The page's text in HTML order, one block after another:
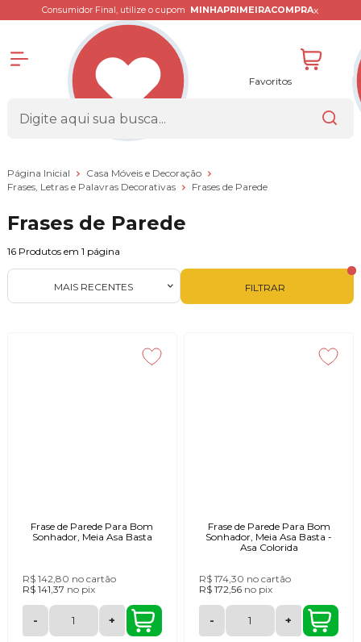
Consumidor Final, utilize o cupom MINHAPRIMEIRACOMPRAx
Favoritos
Página Inicial
Casa Móveis e Decoração
Frases, Letras e Palavras Decorativas
Frases de Parede
Frases de Parede
16 Produtos em 1 página
FILTRAR
MAIS RECENTES
Frase de Parede Para Bom
Sonhador, Meia Asa Basta
R$ 142,80 no cartão
R$ 141,37 no pix
- +
Frase de Parede Para Bom
Sonhador, Meia Asa Basta -
Asa Colorida
R$ 174,30 no cartão
R$ 172,56 no pix
- +